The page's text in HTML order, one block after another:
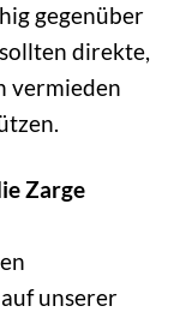
gegenüber
direkte,
vermieden
Zarge
unserer